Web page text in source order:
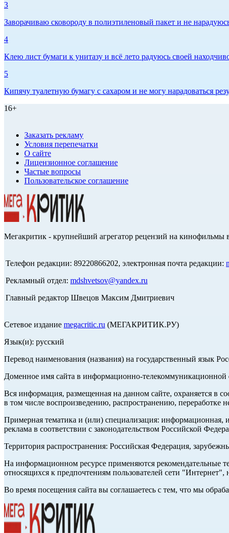
3
Заворачиваю сковороду в полиэтиленовый пакет и не
4
Клею лист бумаги к унитазу и всё лето радуюсь своей
5
Кипячу туалетную бумагу с сахаром и не могу нарадоваться
16+
Заказать рекламу
Условия перепечатки
О сайте
Лицензионное соглашение
Частые вопросы
Пользовательское соглашение
Мегакритик - крупнейший агрегатор рецензий на кинофильмы
Телефон редакции: 89220866202, электронная почта редакции:
Рекламный отдел: mdshvetsov@yandex.ru
Главный редактор Швецов Максим Дмитриевич
Сетевое издание megacritic.ru (МЕГАКРИТИК.РУ)
Язык(и): русский
Перевод наименования (названия) на государственный язык
Доменное имя сайта в информационно-телекоммуникационной
Вся информация, размещенная на данном сайте, охраняется в
в том числе воспроизведению, распространению, переработке
Примерная тематика и (или) специализация: информационная,
реклама в соответствии с законодательством Российской
Территория распространения: Российская Федерация,
На информационном ресурсе применяются рекомендательные
относящихся к предпочтениям пользователей сети
Во время посещения сайта вы соглашаетесь с тем, что мы